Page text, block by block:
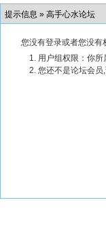
提示信息 » 高手心水论坛
您没有登录或者您没有
用户组权限：你
您还不是论坛会员